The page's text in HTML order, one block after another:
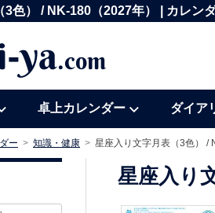
3色） / NK-180（2027年） | カレン
ya.com
卓上カレンダー ダイア
ー 知識・健康 星座入り文字月表（3色） /
星座入り